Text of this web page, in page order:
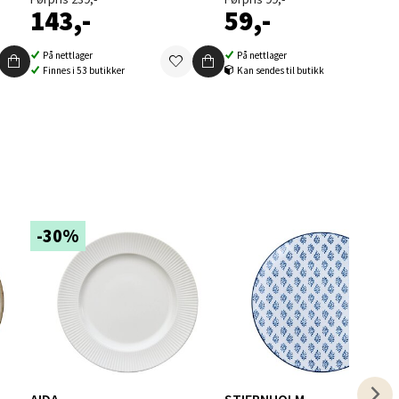
143,-
På nettlager
Finnes i 53 butikker
59,-
På nettlager
Kan sendes til butikk
-30%